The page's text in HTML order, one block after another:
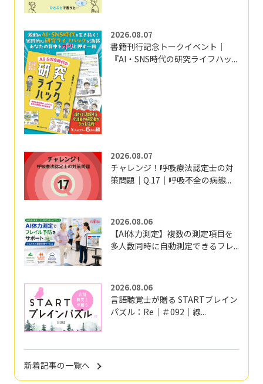
2026.08.07
書籍刊行記念トークイベント｜
『AI・SNS時代の研究ライフハッ...
2026.08.07
チャレンジ！呼吸療法認定士の対
策問題｜Q.17｜呼吸不全の病態...
2026.08.06
【AI体力測定】複数の測定項目を
多人数同時に自動測定できるフレ...
2026.08.06
言語聴覚士が贈る STARTブレイン
パズル：Re｜＃092｜線...
新着記事の一覧へ